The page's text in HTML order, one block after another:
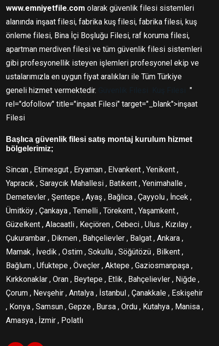
www.emniyetfile.com olarak güvenlik filesi sistemleri
alanında inşaat filesi, fabrika kuş filesi, fabrika filesi, kuş
önleme filesi, Bina İçi Boşluğu Filesi, raf koruma filesi,
apartman merdiven filesi ve tüm güvenlik filesi sistemleri
gibi profesyonellik isteyen işlemleri profesyonel ekip ve
ustalarımızla en uygun fiyat aralıkları ile Tüm Türkiye
geneli hizmet vermektedir.
"
rel="dofollow" title="inşaat Filesi" target="_blank">inşaat
Filesi
Başlıca güvenlik filesi satış montaj kurulum hizmet
bölgelerimiz;
Sincan , Etimesgut , Eryaman , Elvankent , Yenikent ,
Yapracık , Saraycık Mahallesi , Batıkent , Yenimahalle ,
Demetevler , Şentepe , Ayaş , Bağlıca , Çayyolu , İncek ,
Ümitköy , Çankaya , Temelli , Törekent , Yaşamkent ,
Güzelkent , Alacaatli , Keçiören , Cebeci , Ulus , Kızılay ,
Çukurambar , Dikmen , Bahçelievler , Balgat , Ankara ,
Mamak , İvedik , Ostim , Sokullu , Söğütözü , Bilkent ,
Bağlum , Ufuktepe , Öveçler , Aktepe , Gaziosmanpaşa ,
Kırkkonaklar , Oran , Beytepe , Etlik , Bahçelievler , Niğde ,
Çorum , Nevşehir , Antalya , İstanbul , Çanakkale , Eskişehir
, Konya , Samsun , Gepze , Bursa , Ordu , Kutahya , Manisa ,
Amasya , İzmir , Polatlı